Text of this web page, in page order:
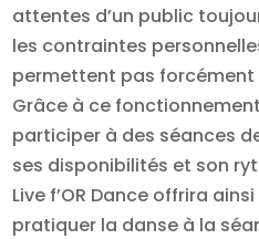
attentes d’un public
les contraintes
permettent pas forcément
Grâce à ce
participer à des séances
ses disponibilités et son
Live f’OR Dance offrira
pratiquer la danse à la